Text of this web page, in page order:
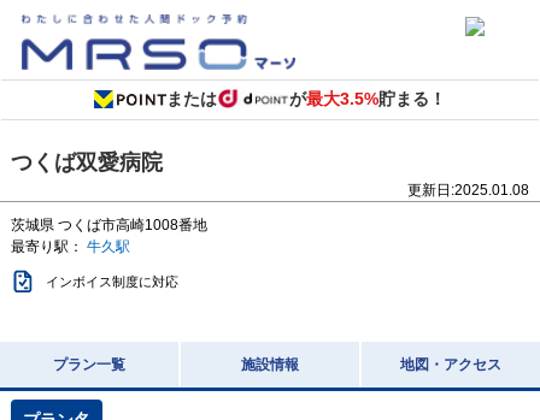
または が最大3.5%貯まる！
つくば双愛病院
更新日:2025.01.08
茨城県 つくば市高崎1008番地
最寄り駅： 牛久駅
インボイス制度に対応
プラン一覧 施設情報 地図・アクセス